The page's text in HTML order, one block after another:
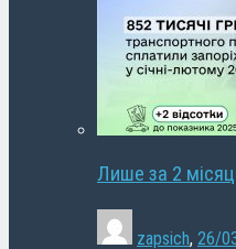
Лише за 2
zapsich, 26/